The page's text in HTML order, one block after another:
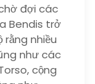
đợi các
Bendis trở
nhiều
như các
cộng